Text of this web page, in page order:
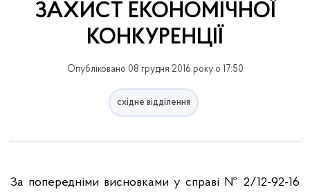
ЗАХИСТ ЕКОНОМІЧНОЇ
КОНКУРЕНЦІЇ
Опубліковано 08 грудня 2016 року о 17:50
східне відділення
За попередніми висновками у справі № 2/12-92-16